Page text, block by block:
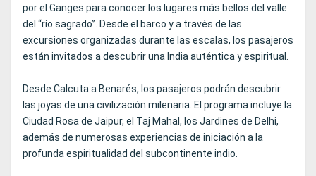
por el Ganges para conocer los lugares más bellos del valle
del “río sagrado”. Desde el barco y a través de las
excursiones organizadas durante las escalas, los pasajeros
están invitados a descubrir una India auténtica y espiritual.
Desde Calcuta a Benarés, los pasajeros podrán descubrir
las joyas de una civilización milenaria. El programa incluye la
Ciudad Rosa de Jaipur, el Taj Mahal, los Jardines de Delhi,
además de numerosas experiencias de iniciación a la
profunda espiritualidad del subcontinente indio.